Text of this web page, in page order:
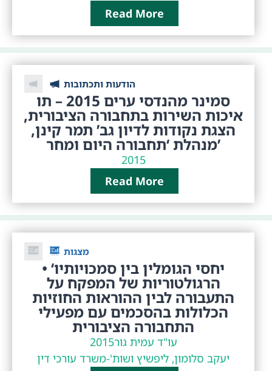
Read More
הודעות ותכתובות
סמינר מהנדסי ערים 2015 – תו
איכות השירות בתחבורה הציבורית,
הצגת נקודות לדיון גב’ תמר קינן,
מנהלת ‘תחבורה היום ומחר’
2015
Read More
מצגות
• ‘יחסי הגומלין בין סמכויותיו
הרגולטוריות של המפקח על
התעבורה לבין ההוראות החוזיות
הכלולות בהסכמים עם מפעילי
התחבורה הציבורית
2015עו"ד עמית גור
יעקב סלומון, ליפשיץ ושות'-משרד עורכי דין